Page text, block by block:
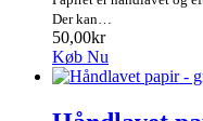
Der kan…
50,00kr
Køb Nu